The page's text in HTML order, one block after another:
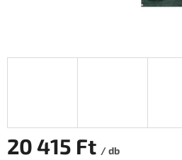
20 415 Ft / db